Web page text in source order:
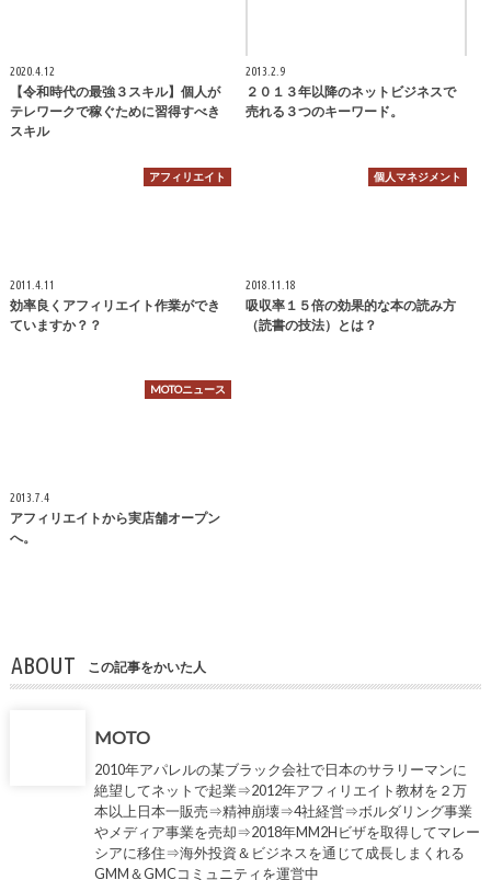
2020.4.12
【令和時代の最強３スキル】個人が
テレワークで稼ぐために習得すべき
スキル
2013.2.9
２０１３年以降のネットビジネスで
売れる３つのキーワード。
アフィリエイト
2011.4.11
効率良くアフィリエイト作業ができ
ていますか？？
個人マネジメント
2018.11.18
吸収率１５倍の効果的な本の読み方
（読書の技法）とは？
MOTOニュース
2013.7.4
アフィリエイトから実店舗オープン
へ。
ABOUT この記事をかいた人
MOTO
2010年アパレルの某ブラック会社で日本のサラリーマンに
絶望してネットで起業⇒2012年アフィリエイト教材を２万
本以上日本一販売⇒精神崩壊⇒4社経営⇒ボルダリング事業
やメディア事業を売却⇒2018年MM2Hビザを取得してマレー
シアに移住⇒海外投資＆ビジネスを通じて成長しまくれる
GMM＆GMCコミュニティを運営中